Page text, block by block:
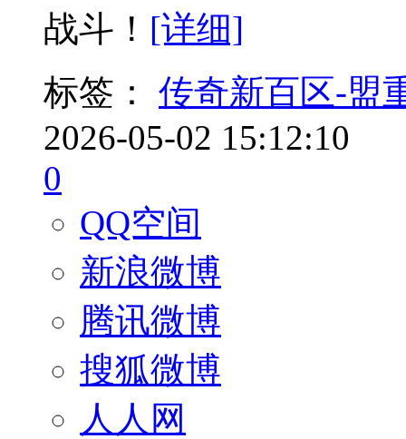
战斗！ [详细]
标签：
传奇新百区-盟
2026-05-02 15:12:10
0
QQ空间
新浪微博
腾讯微博
搜狐微博
人人网